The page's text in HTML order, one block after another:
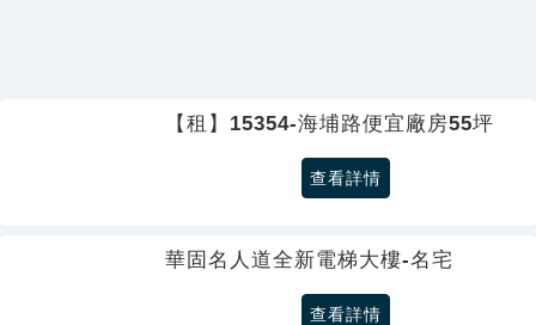
【租】15354-海埔路便宜廠房55坪
查看詳情
華固名人道全新電梯大樓-名宅
查看詳情